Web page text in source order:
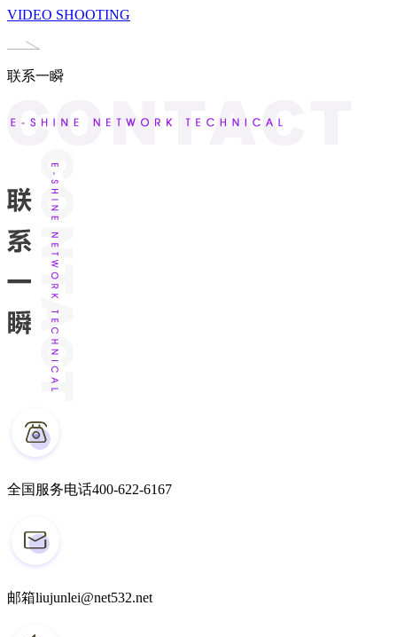
VIDEO SHOOTING
联系一瞬
全国服务电话400-622-6167
邮箱liujunlei@net532.net